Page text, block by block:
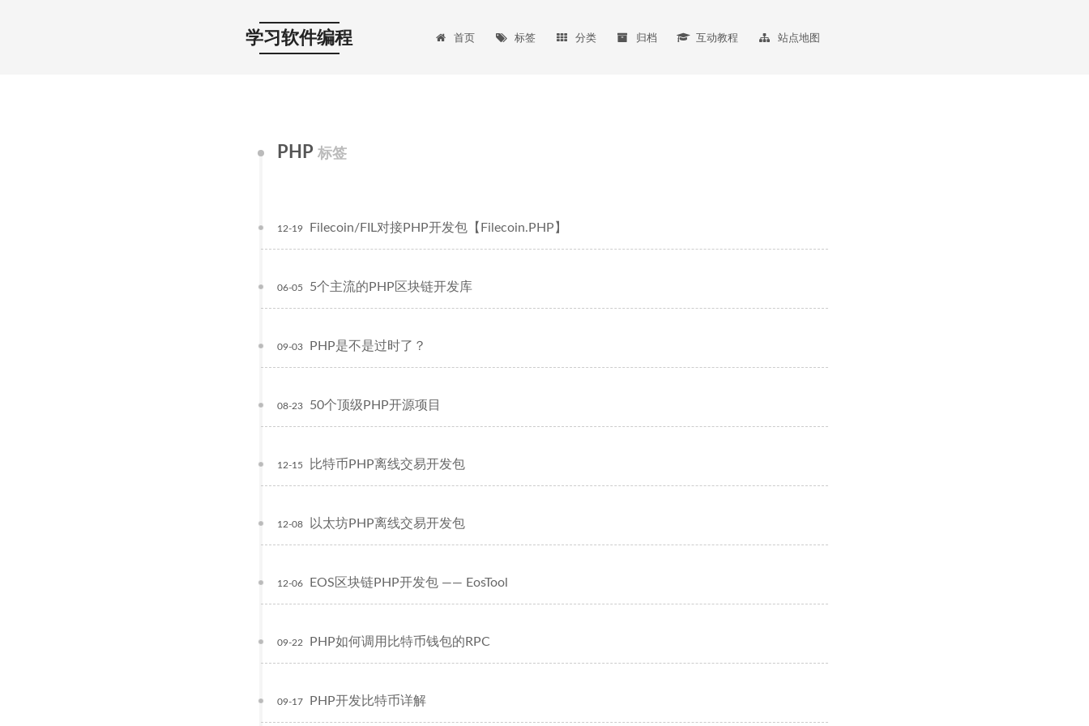
学习软件编程 首页 标签 分类 归档 互动教程 站点地图
PHP 标签
Filecoin/FIL对接PHP开发包【Filecoin.PHP】
12-19
5个主流的PHP区块链开发库
06-05
PHP是不是过时了？
09-03
50个顶级PHP开源项目
08-23
比特币PHP离线交易开发包
12-15
以太坊PHP离线交易开发包
12-08
EOS区块链PHP开发包 —— EosTool
12-06
PHP如何调用比特币钱包的RPC
09-22
PHP开发比特币详解
09-17